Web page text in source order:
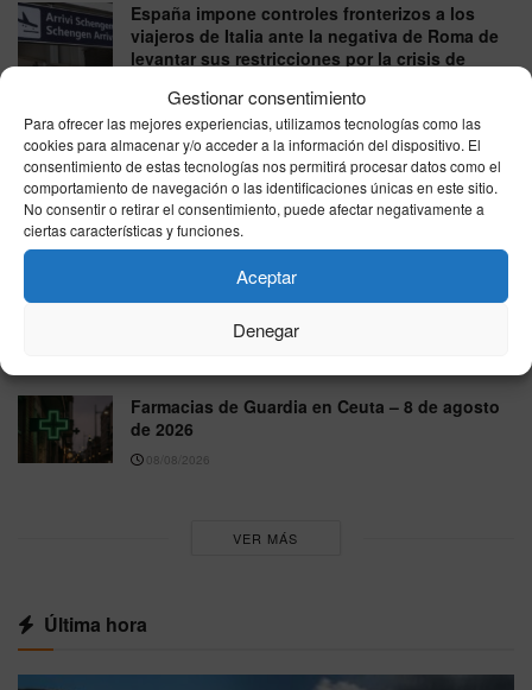
Gestionar consentimiento
Para ofrecer las mejores experiencias, utilizamos tecnologías como las
cookies para almacenar y/o acceder a la información del dispositivo. El
consentimiento de estas tecnologías nos permitirá procesar datos como el
comportamiento de navegación o las identificaciones únicas en este sitio.
No consentir o retirar el consentimiento, puede afectar negativamente a
ciertas características y funciones.
Aceptar
Denegar
España impone controles fronterizos a los
viajeros de Italia ante la negativa de Roma de
levantar sus restricciones por la crisis de
Horarios ferrys Ceuta–Algeciras, sábado 8 de
agosto de 2026: Baleària, DFDS y Naviera
Armas
08/08/2026
Tiempo en Ceuta este sábado 8 de agosto: la
AEMET anuncia poco nuboso, máximas de
27°C y viento flojo del este
Farmacias de Guardia en Ceuta – 8 de agosto
de 2026
08/08/2026
VER MÁS
Última hora